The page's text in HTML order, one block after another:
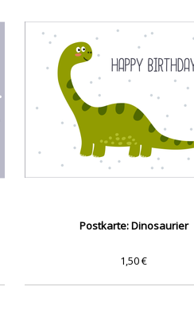
Postkarte: Dinosaurier
1,50 €